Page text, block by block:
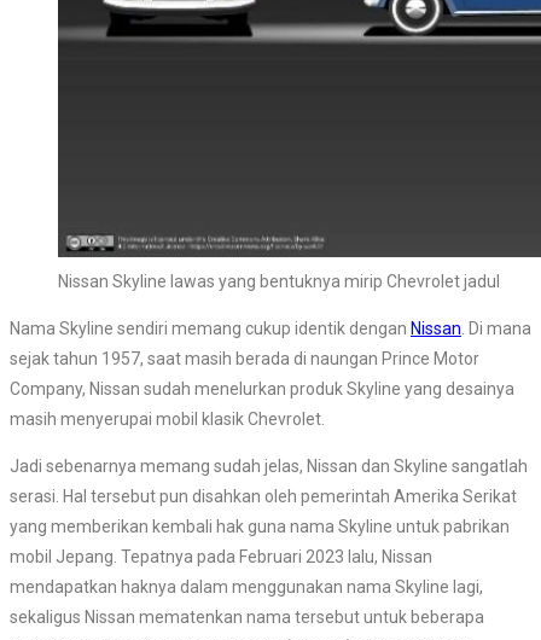
Nissan Skyline lawas yang bentuknya mirip Chevrolet jadul
Nama Skyline sendiri memang cukup identik dengan Nissan. Di mana
sejak tahun 1957, saat masih berada di naungan Prince Motor
Company, Nissan sudah menelurkan produk Skyline yang desainya
masih menyerupai mobil klasik Chevrolet.
Jadi sebenarnya memang sudah jelas, Nissan dan Skyline sangatlah
serasi. Hal tersebut pun disahkan oleh pemerintah Amerika Serikat
yang memberikan kembali hak guna nama Skyline untuk pabrikan
mobil Jepang. Tepatnya pada Februari 2023 lalu, Nissan
mendapatkan haknya dalam menggunakan nama Skyline lagi,
sekaligus Nissan mematenkan nama tersebut untuk beberapa